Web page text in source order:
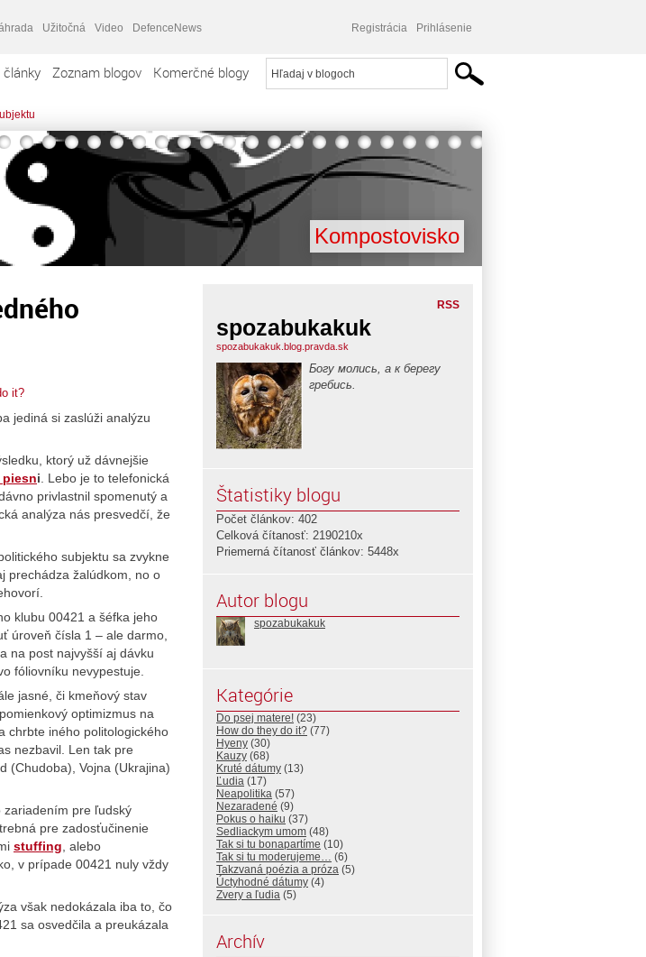
Užitočná Video DefenceNews Registrácia Prihlásenie
Zoznam blogov Komerčné blogy
Kompostovisko
it?
jediná si zaslúži analýzu
ktorý už dávnejšie
i . Lebo je to telefonická
privlastnil spomenutý a
analýza nás presvedčí, že
subjektu sa zvykne
prechádza žalúdkom, no o
klubu 00421 a šéfka jeho
úroveň čísla 1 – ale darmo,
na post najvyšší aj dávku
fóliovníku nevypestuje.
jasné, či kmeňový stav
optimizmus na
chrbte iného politologického
nezbavil. Len tak pre
(Chudoba), Vojna (Ukrajina)
zariadením pre ľudský
pre zadosťučinenie
stuffing, alebo
v prípade 00421 nuly vždy
však nedokázala iba to, čo
sa osvedčila a preukázala
RSS
spozabukakuk
spozabukakuk.blog.pravda.sk
Богу молись, а к берегу
гребись.
Štatistiky blogu
Počet článkov: 402
Celková čítanosť: 2190210x
Priemerná čítanosť článkov: 5448x
Autor blogu
spozabukakuk
Kategórie
Do psej matere! (23)
How do they do it? (77)
Hyeny (30)
Kauzy (68)
Kruté dátumy (13)
Ľudia (17)
Neapolitika (57)
Nezaradené (9)
Pokus o haiku (37)
Sedliackym umom (48)
Tak si tu bonapartíme (10)
Tak si tu moderujeme… (6)
Takzvaná poézia a próza (5)
Úctyhodné dátumy (4)
Zvery a ľudia (5)
Archív